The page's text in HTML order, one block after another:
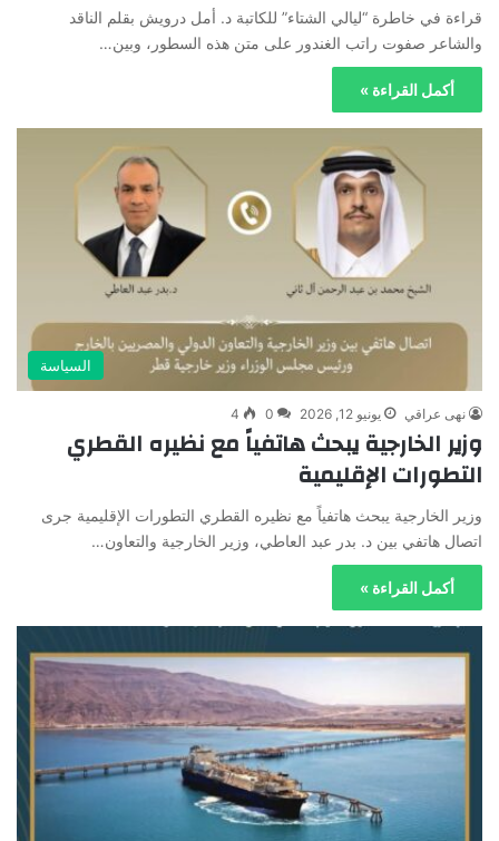
قراءة في خاطرة “ليالي الشتاء” للكاتبة د. أمل درويش بقلم الناقد
والشاعر صفوت راتب الغندور على متن هذه السطور، وبين…
أكمل القراءة »
السياسة
نهى عراقي يونيو 12, 2026 0
4
وزير الخارجية يبحث هاتفياً مع نظيره القطري
التطورات الإقليمية
وزير الخارجية يبحث هاتفياً مع نظيره القطري التطورات الإقليمية جرى
اتصال هاتفي بين د. بدر عبد العاطي، وزير الخارجية والتعاون…
أكمل القراءة »